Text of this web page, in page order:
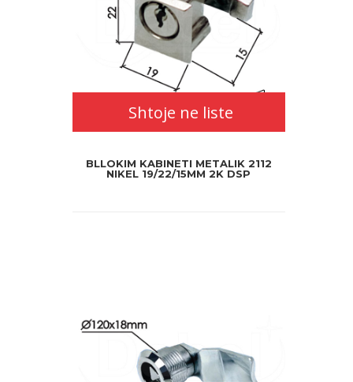
Shtoje ne liste
BLLOKIM KABINETI METALIK 2112
NIKEL 19/22/15MM 2K DSP